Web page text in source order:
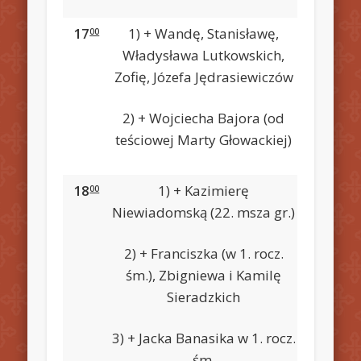
1700
1) + Wandę, Stanisławę,
Władysława Lutkowskich,
Zofię, Józefa Jędrasiewiczów
2) + Wojciecha Bajora (od
teściowej Marty Głowackiej)
1800
1) + Kazimierę
Niewiadomską (22. msza gr.)
2) + Franciszka (w 1. rocz.
śm.), Zbigniewa i Kamilę
Sieradzkich
3) + Jacka Banasika w 1. rocz.